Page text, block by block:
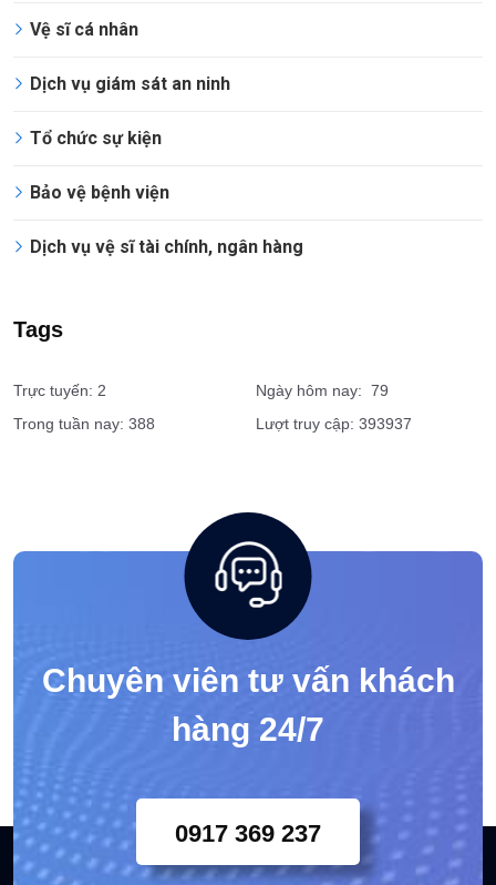
Vệ sĩ cá nhân
Dịch vụ giám sát an ninh
Tổ chức sự kiện
Bảo vệ bệnh viện
Dịch vụ vệ sĩ tài chính, ngân hàng
Tags
Trực tuyến: 2
Ngày hôm nay: 79
Trong tuần nay: 388
Lượt truy cập: 393937
Chuyên viên tư vấn khách
hàng 24/7
0917 369 237